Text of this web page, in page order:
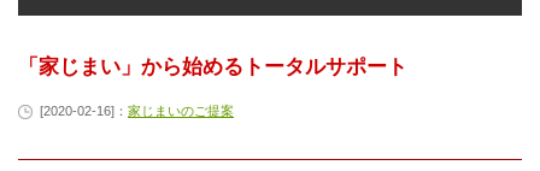
「家じまい」から始めるトータルサポート
[2020-02-16]： 家じまいのご提案